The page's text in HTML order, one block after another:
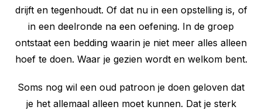
drijft en tegenhoudt. Of dat nu in een opstelling is, of
in een deelronde na een oefening. In de groep
ontstaat een bedding waarin je niet meer alles alleen
hoef te doen. Waar je gezien wordt en welkom bent.
Soms nog wil een oud patroon je doen geloven dat
je het allemaal alleen moet kunnen. Dat je sterk